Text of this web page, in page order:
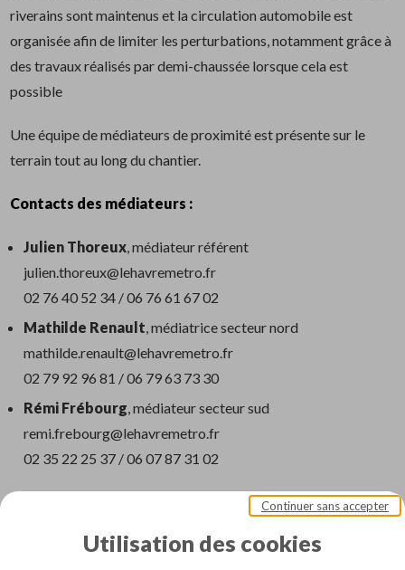
riverains sont maintenus et la circulation automobile est
organisée afin de limiter les perturbations, notamment grâce à
des travaux réalisés par demi-chaussée lorsque cela est
possible
Une équipe de médiateurs de proximité est présente sur le
terrain tout au long du chantier.
Contacts des médiateurs :
Julien Thoreux, médiateur référent
julien.thoreux@lehavremetro.fr
02 76 40 52 34 / 06 76 61 67 02
Mathilde Renault, médiatrice secteur nord
mathilde.renault@lehavremetro.fr
02 79 92 96 81 / 06 79 63 73 30
Rémi Frébourg, médiateur secteur sud
remi.frebourg@lehavremetro.fr
02 35 22 25 37 / 06 07 87 31 02
Utilisation des cookies
Continuer sans accepter